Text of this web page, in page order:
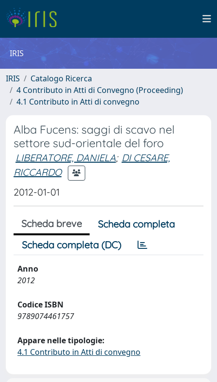
IRIS
IRIS
Catalogo Ricerca
4 Contributo in Atti di Convegno (Proceeding)
4.1 Contributo in Atti di convegno
Alba Fucens: saggi di scavo nel
settore sud-orientale del foro
LIBERATORE, DANIELA; DI CESARE,
RICCARDO
2012-01-01
Scheda breve
Scheda completa
Scheda completa (DC)
Anno
2012
Codice ISBN
9789074461757
Appare nelle tipologie:
4.1 Contributo in Atti di convegno